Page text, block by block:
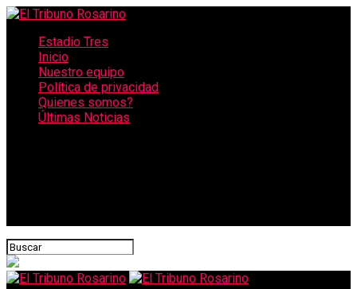
Estadio Tres
Inicio
Nuestro equipo
Política de privacidad
Quienes somos?
Últimas Noticias